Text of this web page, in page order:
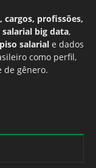
cargos, profissões,
salarial big data,
piso salarial e dados
como perfil,
de gênero.